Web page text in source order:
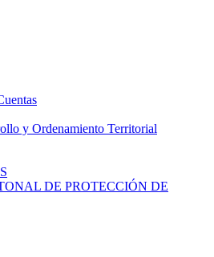
y Ordenamiento Territorial
DE PROTECCIÓN DE